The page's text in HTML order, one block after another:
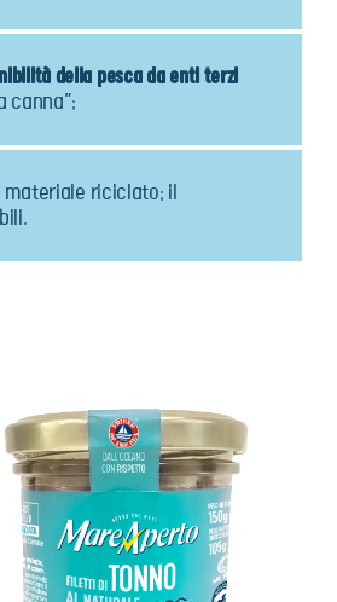
della pesca da enti terzi
canna”;
riciclato; il